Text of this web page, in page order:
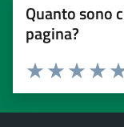
Quanto sono
pagina?
Valuta 3
Valuta 2
Valuta 1 stelle su